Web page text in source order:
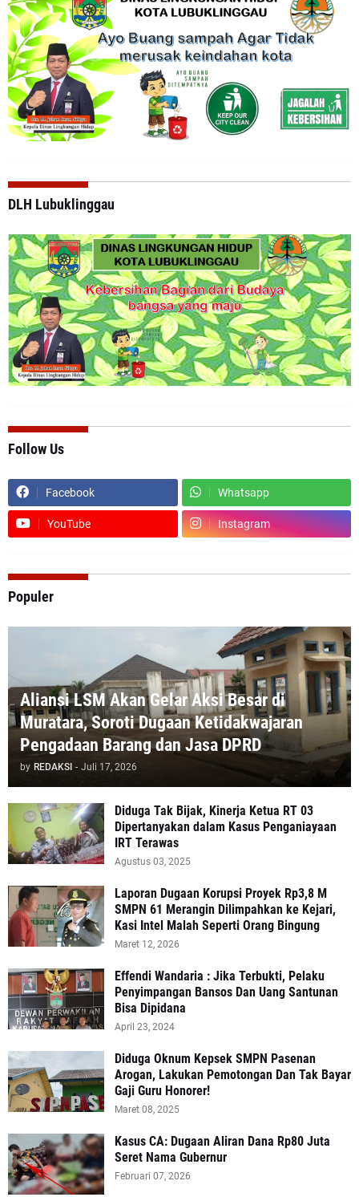
DLH Lubuklinggau
Follow Us
Facebook Whatsapp
YouTube Instagram
Populer
Aliansi LSM Akan Gelar Aksi Besar di
Muratara, Soroti Dugaan Ketidakwajaran
Pengadaan Barang dan Jasa DPRD
by REDAKSI - Juli 17, 2026
Diduga Tak Bijak, Kinerja Ketua RT 03
Dipertanyakan dalam Kasus Penganiayaan
IRT Terawas
Agustus 03, 2025
‎Laporan Dugaan Korupsi Proyek Rp3,8 M
SMPN 61 Merangin Dilimpahkan ke Kejari,
Kasi Intel Malah Seperti Orang Bingung
Maret 12, 2026
Effendi Wandaria : Jika Terbukti, Pelaku
Penyimpangan Bansos Dan Uang Santunan
Bisa Dipidana
April 23, 2024
Diduga Oknum Kepsek SMPN Pasenan
Arogan, Lakukan Pemotongan Dan Tak Bayar
Gaji Guru Honorer!
Maret 08, 2025
Kasus CA: Dugaan Aliran Dana Rp80 Juta
Seret Nama Gubernur
Februari 07, 2026